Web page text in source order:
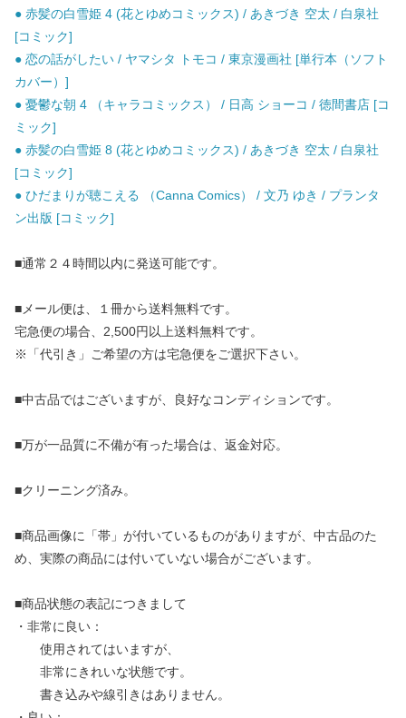
● 赤髪の白雪姫 4 (花とゆめコミックス) / あきづき 空太 / 白泉社
[コミック]
● 恋の話がしたい / ヤマシタ トモコ / 東京漫画社 [単行本（ソフト
カバー）]
● 憂鬱な朝 4 （キャラコミックス） / 日高 ショーコ / 徳間書店 [コ
ミック]
● 赤髪の白雪姫 8 (花とゆめコミックス) / あきづき 空太 / 白泉社
[コミック]
● ひだまりが聴こえる （Canna Comics） / 文乃 ゆき / プランタ
ン出版 [コミック]
■通常２４時間以内に発送可能です。
■メール便は、１冊から送料無料です。
宅急便の場合、2,500円以上送料無料です。
※「代引き」ご希望の方は宅急便をご選択下さい。
■中古品ではございますが、良好なコンディションです。
■万が一品質に不備が有った場合は、返金対応。
■クリーニング済み。
■商品画像に「帯」が付いているものがありますが、中古品のた
め、実際の商品には付いていない場合がございます。
■商品状態の表記につきまして
・非常に良い：
使用されてはいますが、
非常にきれいな状態です。
書き込みや線引きはありません。